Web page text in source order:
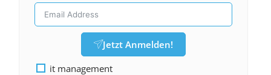
Jetzt Anmelden!
it management